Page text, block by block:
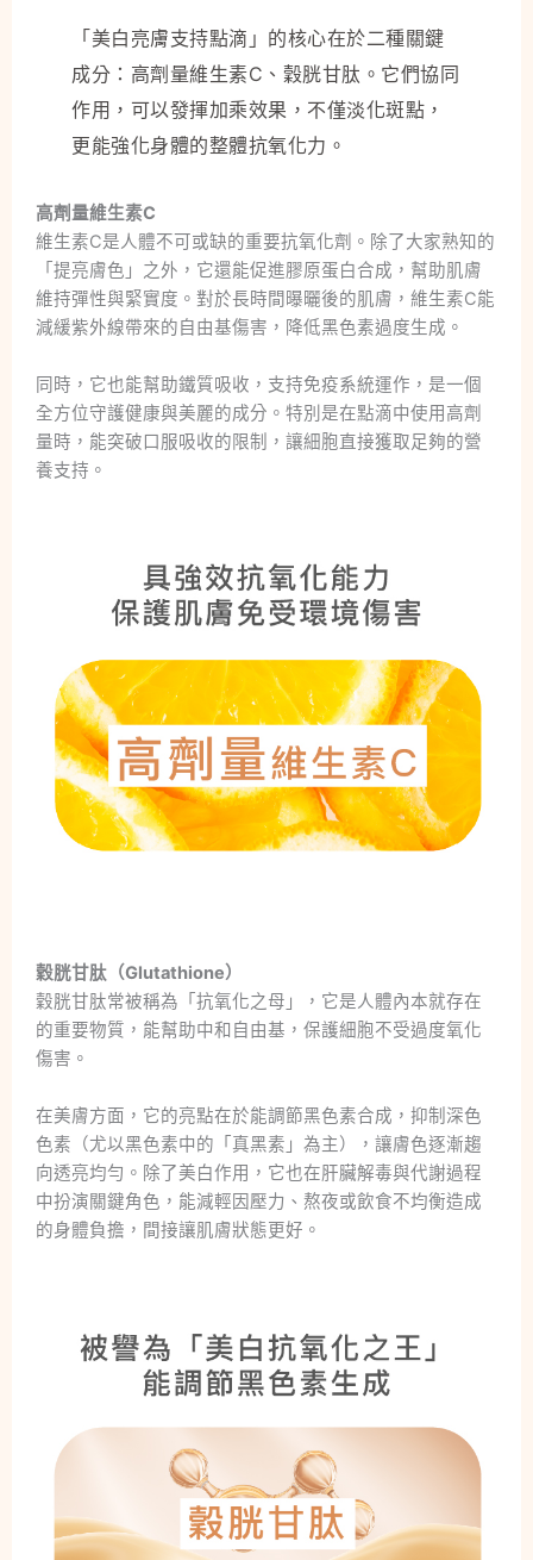
「美白亮膚支持點滴」的核心在於二種關鍵
成分：高劑量維生素C、穀胱甘肽。它們協同
作用，可以發揮加乘效果，不僅淡化斑點，
更能強化身體的整體抗氧化力。
高劑量維生素C
維生素C是人體不可或缺的重要抗氧化劑。除了大家熟知的
「提亮膚色」之外，它還能促進膠原蛋白合成，幫助肌膚
維持彈性與緊實度。對於長時間曝曬後的肌膚，維生素C能
減緩紫外線帶來的自由基傷害，降低黑色素過度生成。
同時，它也能幫助鐵質吸收，支持免疫系統運作，是一個
全方位守護健康與美麗的成分。特別是在點滴中使用高劑
量時，能突破口服吸收的限制，讓細胞直接獲取足夠的營
養支持。
穀胱甘肽（Glutathione）
穀胱甘肽常被稱為「抗氧化之母」，它是人體內本就存在
的重要物質，能幫助中和自由基，保護細胞不受過度氧化
傷害。
在美膚方面，它的亮點在於能調節黑色素合成，抑制深色
色素（尤以黑色素中的「真黑素」為主），讓膚色逐漸趨
向透亮均勻。除了美白作用，它也在肝臟解毒與代謝過程
中扮演關鍵角色，能減輕因壓力、熬夜或飲食不均衡造成
的身體負擔，間接讓肌膚狀態更好。